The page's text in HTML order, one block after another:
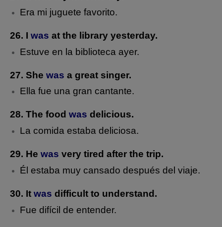
Era mi juguete favorito.
26. I was at the library yesterday.
Estuve en la biblioteca ayer.
27. She was a great singer.
Ella fue una gran cantante.
28. The food was delicious.
La comida estaba deliciosa.
29. He was very tired after the trip.
Él estaba muy cansado después del viaje.
30. It was difficult to understand.
Fue difícil de entender.